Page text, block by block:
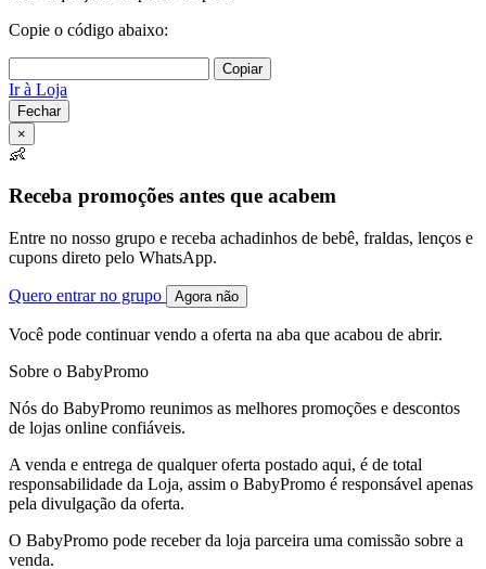
Copie o código abaixo:
Copiar
Ir à Loja
Fechar
×
👶
Receba promoções antes que acabem
Entre no nosso grupo e receba achadinhos de bebê, fraldas, lenços e
cupons direto pelo WhatsApp.
Quero entrar no grupo Agora não
Você pode continuar vendo a oferta na aba que acabou de abrir.
Sobre o BabyPromo
Nós do BabyPromo reunimos as melhores promoções e descontos
de lojas online confiáveis.
A venda e entrega de qualquer oferta postado aqui, é de total
responsabilidade da Loja, assim o BabyPromo é responsável apenas
pela divulgação da oferta.
O BabyPromo pode receber da loja parceira uma comissão sobre a
venda.